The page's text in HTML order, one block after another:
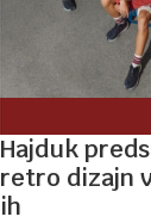
Hajduk
retro dizajn
ih